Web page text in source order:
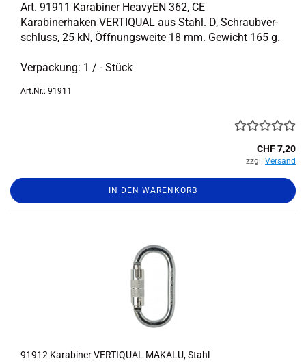
Art. 91911 Ka­ra­bi­ner Hea­vy­EN 362, CE
Ka­ra­bi­ner­ha­ken VER­TI­QUAL aus Stahl. D, Schraub­ver­
schluss, 25 kN, Öff­nungs­wei­te 18 mm. Ge­wicht 165 g.
Ver­pa­ckung: 1 / - Stück
Art.Nr.: 91911
CHF 7,20
zzgl. Versand
IN DEN WARENKORB
91912 Ka­ra­bi­ner VER­TI­QUAL MA­KA­LU, Stahl